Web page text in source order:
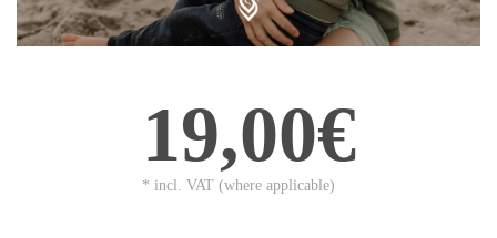
19,00€
* incl. VAT (where applicable)